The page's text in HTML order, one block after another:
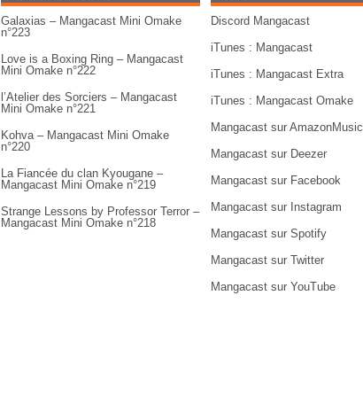
Galaxias – Mangacast Mini Omake
n°223
Love is a Boxing Ring – Mangacast
Mini Omake n°222
l’Atelier des Sorciers – Mangacast
Mini Omake n°221
Kohva – Mangacast Mini Omake
n°220
La Fiancée du clan Kyougane –
Mangacast Mini Omake n°219
Strange Lessons by Professor Terror –
Mangacast Mini Omake n°218
Discord Mangacast
iTunes : Mangacast
iTunes : Mangacast Extra
iTunes : Mangacast Omake
Mangacast sur AmazonMusic
Mangacast sur Deezer
Mangacast sur Facebook
Mangacast sur Instagram
Mangacast sur Spotify
Mangacast sur Twitter
Mangacast sur YouTube